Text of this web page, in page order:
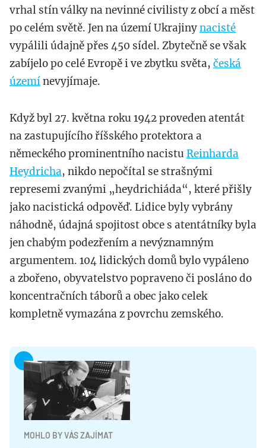
vrhal stín války na nevinné civilisty z obcí a měst
po celém světě. Jen na území Ukrajinynacisté
vypálili údajně přes 450 sídel. Zbytečně se však
zabíjelo po celé Evropě i ve zbytku světa, česká
územínevyjímaje.
Když byl 27. května roku 1942 proveden atentát
na zastupujícího říšského protektora a
německého prominentního nacistu Reinharda
Heydricha, nikdo nepočítal se strašnými
represemi zvanými „heydrichiáda“, které přišly
jako nacistická odpověď. Lidice byly vybrány
náhodně, údajná spojitost obce s atentátníky byla
jen chabým podezřením a nevýznamným
argumentem. 104 lidických domů bylo vypáleno
a zbořeno, obyvatelstvo popraveno či posláno do
koncentračních táborů a obec jako celek
kompletně vymazána z povrchu zemského.
MOHLO BY VÁS ZAJÍMAT